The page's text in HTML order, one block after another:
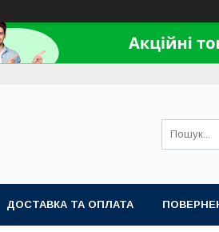
ДОСТАВКА ТА ОПЛАТА